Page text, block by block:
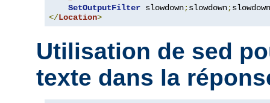
SetOutputFilter slowdown;slowdown;
</Location>
Utilisation de sed
texte dans la